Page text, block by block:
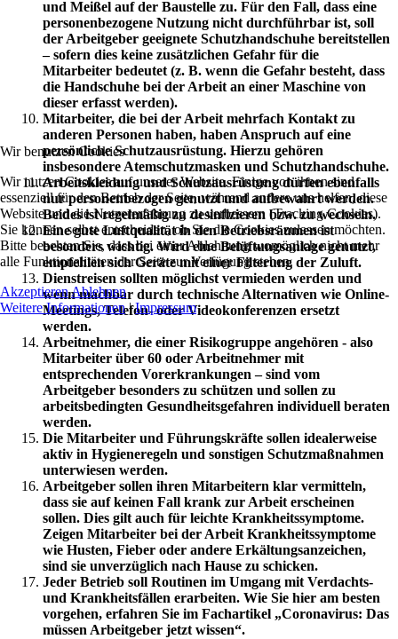
und Meißel auf der Baustelle zu. Für den Fall, dass eine
personenbezogene Nutzung nicht durchführbar ist, soll
der Arbeitgeber geeignete Schutzhandschuhe bereitstellen
– sofern dies keine zusätzlichen Gefahr für die
Mitarbeiter bedeutet (z. B. wenn die Gefahr besteht, dass
die Handschuhe bei der Arbeit an einer Maschine von
dieser erfasst werden).
Mitarbeiter, die bei der Arbeit mehrfach Kontakt zu
anderen Personen haben, haben Anspruch auf eine
persönliche Schutzausrüstung. Hierzu gehören
insbesondere Atemschutzmasken und Schutzhandschuhe.
Arbeitskleidung und Schutzausrüstung dürfen ebenfalls
nur personenbezogen genutzt und aufbewahrt werden.
Beides ist regelmäßig zu desinfizieren bzw. zu wechseln.
Eine gute Luftqualität in den Betriebsräumen ist
besonders wichtig. Wird eine Belüftungsanlage genutzt,
empfehlen sich Geräte mit einer Filterung der Zuluft.
Dienstreisen sollten möglichst vermieden werden und
wenn machbar durch technische Alternativen wie Online-
Meetings, Telefon- oder Videokonferenzen ersetzt
werden.
Arbeitnehmer, die einer Risikogruppe angehören - also
Mitarbeiter über 60 oder Arbeitnehmer mit
entsprechenden Vorerkrankungen – sind vom
Arbeitgeber besonders zu schützen und sollen zu
arbeitsbedingten Gesundheitsgefahren individuell beraten
werden.
Die Mitarbeiter und Führungskräfte sollen idealerweise
aktiv in Hygieneregeln und sonstigen Schutzmaßnahmen
unterwiesen werden.
Arbeitgeber sollen ihren Mitarbeitern klar vermitteln,
dass sie auf keinen Fall krank zur Arbeit erscheinen
sollen. Dies gilt auch für leichte Krankheitssymptome.
Zeigen Mitarbeiter bei der Arbeit Krankheitssymptome
wie Husten, Fieber oder andere Erkältungsanzeichen,
sind sie unverzüglich nach Hause zu schicken.
Jeder Betrieb soll Routinen im Umgang mit Verdachts-
und Krankheitsfällen erarbeiten. Wie Sie hier am besten
vorgehen, erfahren Sie im Fachartikel „Coronavirus: Das
müssen Arbeitgeber jetzt wissen“.
Wir benutzen Cookies
Wir nutzen Cookies auf unserer Website. Einige von ihnen sind
essenziell für den Betrieb der Seite, während andere uns helfen, diese
Website und die Nutzererfahrung zu verbessern (Tracking Cookies).
Sie können selbst entscheiden, ob Sie die Cookies zulassen möchten.
Bitte beachten Sie, dass bei einer Ablehnung womöglich nicht mehr
alle Funktionalitäten der Seite zur Verfügung stehen.
AkzeptierenAblehnen
Weitere Informationen|Impressum